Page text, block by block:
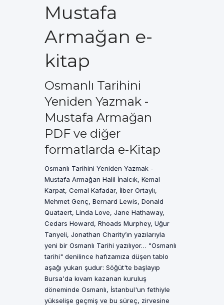
Mustafa
Armağan e-
kitap
Osmanlı Tarihini
Yeniden Yazmak -
Mustafa Armağan
PDF ve diğer
formatlarda e-Kitap
Osmanlı Tarihini Yeniden Yazmak -
Mustafa Armağan Halil İnalcık, Kemal
Karpat, Cemal Kafadar, İlber Ortaylı,
Mehmet Genç, Bernard Lewis, Donald
Quataert, Linda Love, Jane Hathaway,
Cedars Howard, Rhoads Murphey, Uğur
Tanyeli, Jonathan Charity’ın yazılarıyla
yeni bir Osmanlı Tarihi yazılıyor… "Osmanlı
tarihi" denilince hafızamıza düşen tablo
aşağı yukarı şudur: Söğüt'te başlayıp
Bursa'da kıvam kazanan kuruluş
döneminde Osmanlı, İstanbul'un fethiyle
yükselişe geçmiş ve bu süreç, zirvesine